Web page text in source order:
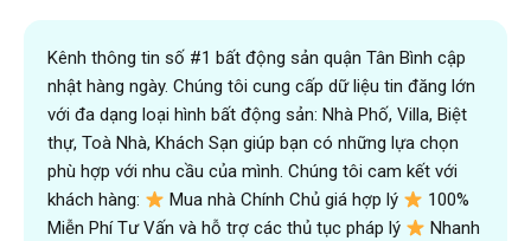
Kênh thông tin số #1 bất động sản quận Tân Bình cập
nhật hàng ngày. Chúng tôi cung cấp dữ liệu tin đăng lớn
với đa dạng loại hình bất động sản: Nhà Phố, Villa, Biệt
thự, Toà Nhà, Khách Sạn giúp bạn có những lựa chọn
phù hợp với nhu cầu của mình. Chúng tôi cam kết với
khách hàng:
Mua nhà Chính Chủ giá hợp lý
100%
Miễn Phí Tư Vấn và hỗ trợ các thủ tục pháp lý
Nhanh